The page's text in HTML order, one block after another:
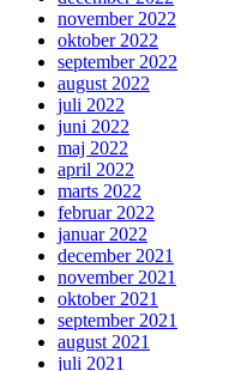
november 2022
oktober 2022
september 2022
august 2022
juli 2022
juni 2022
maj 2022
april 2022
marts 2022
februar 2022
januar 2022
december 2021
november 2021
oktober 2021
september 2021
august 2021
juli 2021